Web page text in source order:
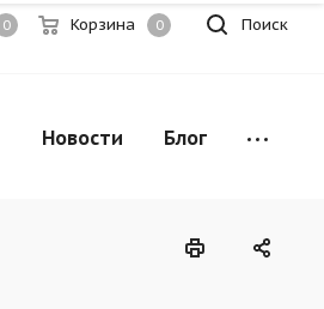
Поиск
0 Корзина 0
Новости Блог